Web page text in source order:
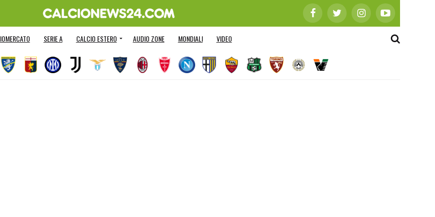
SERIE A CALCIO ESTERO AUDIO ZONE MONDIALI VIDEO